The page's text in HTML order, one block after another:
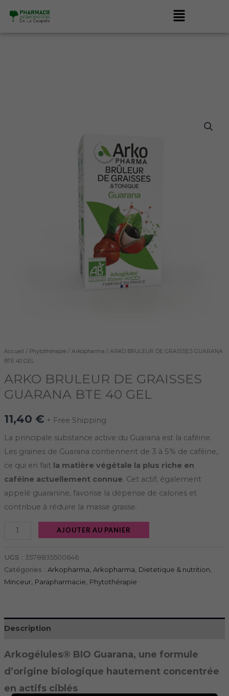
contenu
Menu
Accueil / Phytothérapie/ Arkopharma / ARKO BRULEUR DE GRAISSES GUARANA
BTE 40 GEL
ARKO BRULEUR DE GRAISSES
GUARANA BTE 40 GEL
11,40 € + Free Shipping
La principale substance active du Guarana est la caféine.
Les graines de Guarana contiennent de 3 à 5% de caféine,
ce qui en fait la matière végétale la plus riche en
caféine actuellement connue. Cet actif, également
appelé guaranine, favorise la dépense de calories et
contribue à réduire la masse grasse.
AJOUTER AU PANIER
UGS : 3578835500646
Catégories : Arkopharma, Arkopharma, Dietetique & nutrition,
Minceur, Parapharmacie, Phytothérapie
Description
Arkogélules® BIO Guarana, une formule
d’origine biologique hautement concentrée
en actifs ciblés